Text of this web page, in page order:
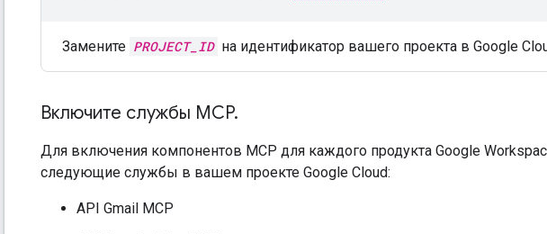
Замените PROJECT_ID на идентификатор вашего проекта в Google
Включите службы MCP.
Для включения компонентов MCP для каждого продукта Google
следующие службы в вашем проекте Google Cloud:
API Gmail MCP